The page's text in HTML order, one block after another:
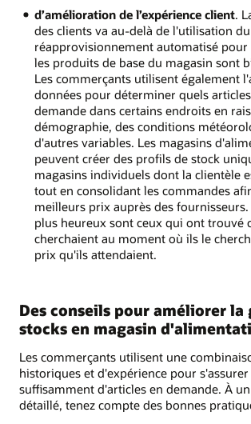
d’amélioration de l’expérience client.
des clients va au-delà de l'utilisation du
réapprovisionnement automatisé pour
les produits de base du magasin sont
Les commerçants utilisent également
données pour déterminer quels
demande dans certains endroits en
démographie, des conditions
d'autres variables. Les magasins
peuvent créer des profils de stock
magasins individuels dont la clientèle
tout en consolidant les commandes
meilleurs prix auprès des fournisseurs.
plus heureux sont ceux qui ont trouvé
cherchaient au moment où ils le
prix qu'ils attendaient.
Des conseils pour améliorer la
stocks en magasin
Les commerçants utilisent une
historiques et d'expérience pour
suffisamment d'articles en demande. À
détaillé, tenez compte des bonnes